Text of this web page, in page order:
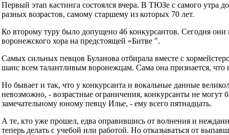
Первый этап кастинга состоялся вчера. В ТЮЗе с самого утра
разных возрастов, самому старшему из которых 70 лет.
Ко второму туру было допущено 46 конкурсантов. Сегодня они
воронежского хора на предстоящей «Битве ″.
Самых сильных певцов Буланова отбирала вместе с
шанс всем талантливым воронежцам. Сама она признается, что
Но бывает и так, что у конкурсанта и вокальные данные
невозможно, - возрастные ограничения, конкурсанты не могут
замечательному юному певцу Илье, - ему всего пятнадцать.
А те, кто уже прошел, едва оправившись от волнения и
теперь делать с учебой или работой. Но отказываться от